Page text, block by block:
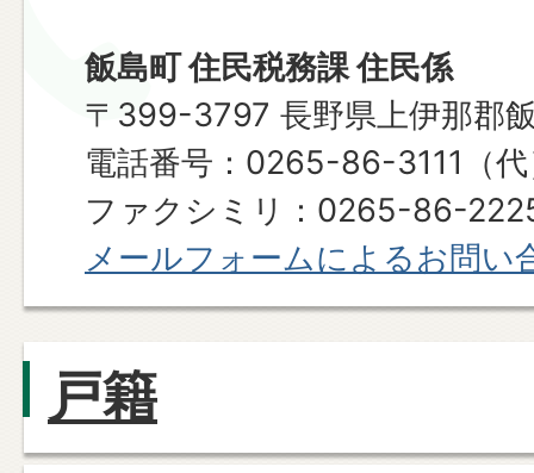
飯島町 住民税務課 住民係
〒399-3797 長野県上伊那郡
電話番号：0265-86-3111（
ファクシミリ：0265-86-
メールフォームによるお問い
戸籍